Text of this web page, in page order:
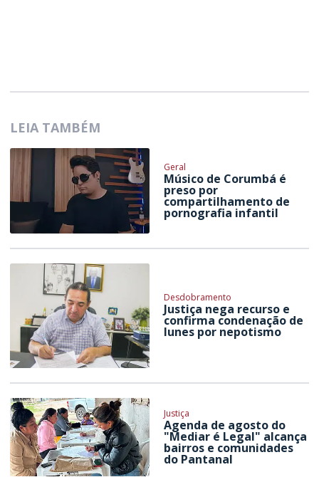
LEIA TAMBÉM
Geral
Músico de Corumbá é
preso por
compartilhamento de
pornografia infantil
Desdobramento
Justiça nega recurso e
confirma condenação de
Iunes por nepotismo
Justiça
Agenda de agosto do
"Mediar é Legal" alcança
bairros e comunidades
do Pantanal